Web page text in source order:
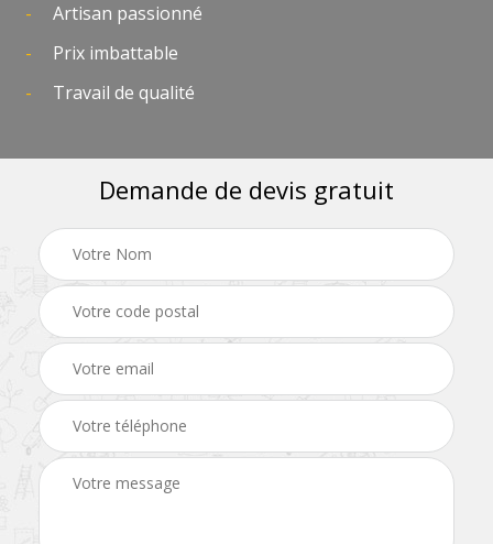
Artisan passionné
Prix imbattable
Travail de qualité
Demande de devis gratuit